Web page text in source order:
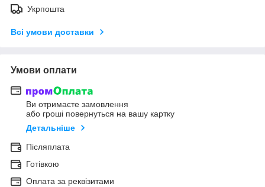
Укрпошта
Всі умови доставки
Умови оплати
Ви отримаєте замовлення
або гроші повернуться на вашу картку
Детальніше
Післяплата
Готівкою
Оплата за реквізитами